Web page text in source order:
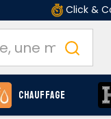
Click &
Chauffage